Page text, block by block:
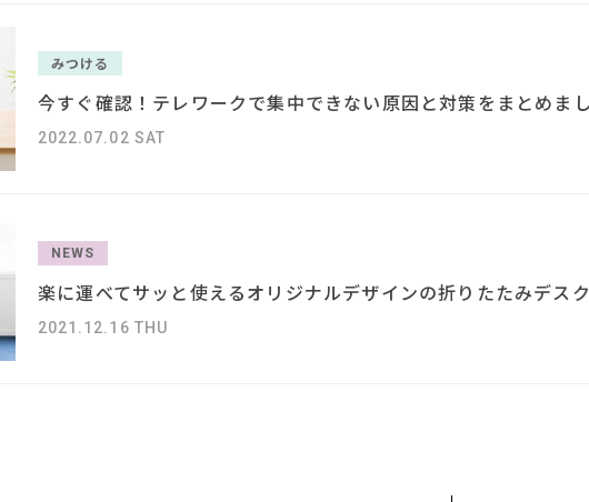
みつける
今すぐ確認！テレワークで集中できない原因と対策をまとめまし
2022.07.02 SAT
NEWS
楽に運べてサッと使えるオリジナルデザインの折りたたみデス
2021.12.16 THU